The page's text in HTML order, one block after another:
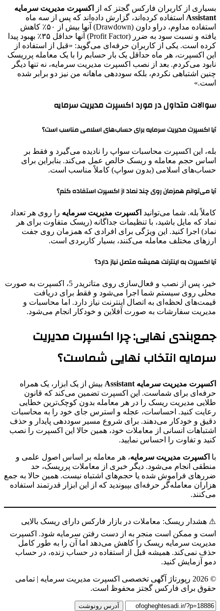
بسیاری از کاربران فارکس گجتز که از
اکسپرت مدیریت سرمایه
Assistant استفاده کرده‌اند، گزارش داده‌اند که پس از سه ماه
استفاده مداوم، دراو داون (Drawdown) آنها بیش از ۵۰٪ کاهش
یافته و نسبت سود به ضرر (Profit Factor) آنها حداقل ۳۵٪ بهبود پیدا
کرده است. یکی از کاربران حرفه‌ای می‌گوید: «قبل از استفاده از
این اکسپرت، هر ماه حداقل یک بار حسابم را با یک معامله پرریسک
نابود می‌کردم. بعد از نصب اکسپرت مدیریت سرمایه، نه تنها دیگر
چنین اشتباهی نکردم، بلکه سوددهی ماهانه من نیز دو برابر شده
است.»
سوالات متداول در مورد اکسپرت مدیریت سرمایه
آیا اکسپرت مدیریت سرمایه برای حساب‌های اسلامی مناسب است؟
بله، این اکسپرت محاسبات سواپ را نادیده می‌گیرد و فقط بر
اساس حجم معامله و ریسک خالص عمل می‌کند. بنابراین برای
حساب‌های اسلامی (بدون سواپ) کاملاً مناسب است.
آیا می‌توانم همزمان روی چند نماد از اکسپرت استفاده کنم؟
کاملاً بله. شما می‌توانید اکسپرت مدیریت سرمایه را روی هر تعداد
نماد که مایل باشید، با تنظیمات جداگانه (ریسک متفاوت برای هر
نماد) اجرا کنید. این ویژگی برای افرادی که همزمان روی جفت
ارزهای مختلف معامله می‌کنند، بسیار کاربردی است.
آیا اکسپرت به اینترنت همیشه متصل نیاز دارد؟
خیر، پس از نصب و فعال‌سازی روی متاتریدر 5، اکسپرت به صورت
محلی روی سیستم شما اجرا می‌شود و فقط برای دریافت
قیمت‌های لحظه‌ای به اتصال اینترنت نیاز دارد. اما محاسبات و
مدیریت سفارشات به صورت آفلاین و خودکار انجام می‌شود.
جمع‌بندی نهایی: چرا اکسپرت مدیریت
سرمایه انتخاب نهایی شماست؟
اکسپرت مدیریت سرمایه Assistant
بیش از یک ابزار، یک همراه
حرفه‌ای برای شماست. این اکسپرت تضمین می‌کند که قانون
طلایی مدیریت ریسک را در هر معامله بدون کوچک‌ترین خطایی
رعایت کنید. احساسات، عجله و استرس جای خود را به محاسبات
دقیق و خودکار می‌دهند. برای شروع مسیر سوددهی پایدار و حذف
اشتباهات انسانی از معاملات خود، همین حالا این اکسپرت را نصب
کنید و تفاوت را احساس نمایید.
با اکسپرت مدیریت سرمایه، هر معامله بر اساس اصول علمی و
منطقی انجام می‌شود. دیگر خبری از معاملات پرریسک، حد
ضررهای فراموش شده یا حجم‌های اشتباه نیست. همین حالا به جمع
هزاران معامله‌گر حرفه‌ای بپیوندید که از این ابزار قدرتمند استفاده
می‌کنند.
⚠️ هشدار ریسک: معاملات در بازار فارکس دارای ریسک بالایی
است و ممکن است منجر به از دست رفتن سرمایه شود. اکسپرت
مدیریت سرمایه ریسک را کاهش می‌دهد اما آن را به طور کامل
حذف نمی‌کند. همیشه قبل از استفاده در حساب زنده، در حساب
دمو آزمایش کنید.
© 2026 رپورتاژ آگهی تخصصی اکسپرت مدیریت سرمایه | تمامی
حقوق برای فارکس گجتز محفوظ است.
آدرس رونوشت